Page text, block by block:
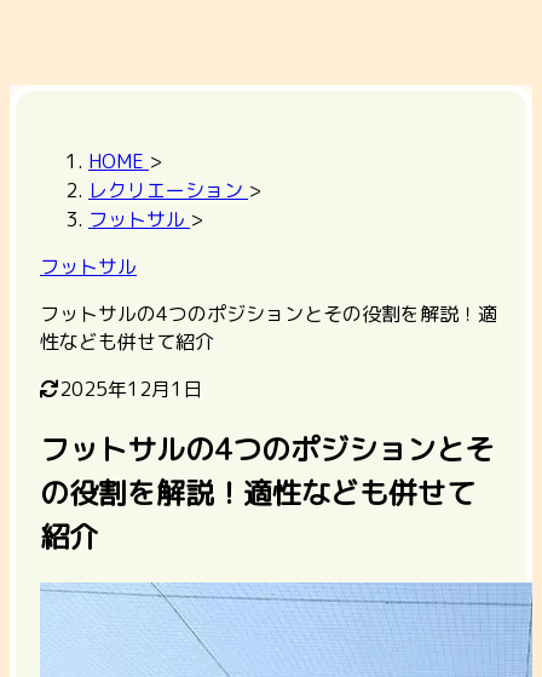
HOME >
レクリエーション >
フットサル >
フットサル
フットサルの4つのポジションとその役割を解説！適
性なども併せて紹介
2025年12月1日
フットサルの4つのポジションとそ
の役割を解説！適性なども併せて
紹介